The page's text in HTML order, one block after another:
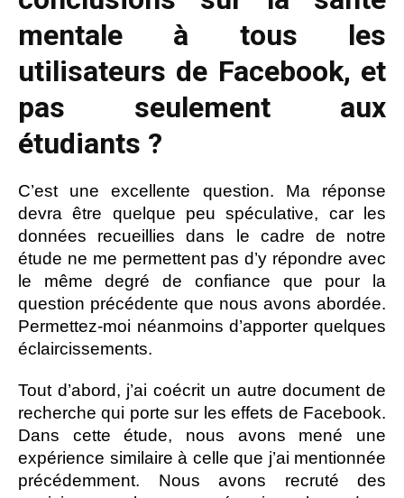
mentale à tous les
utilisateurs de Facebook, et
pas seulement aux
étudiants ?
C’est une excellente question. Ma réponse
devra être quelque peu spéculative, car les
données recueillies dans le cadre de notre
étude ne me permettent pas d’y répondre avec
le même degré de confiance que pour la
question précédente que nous avons abordée.
Permettez-moi néanmoins d’apporter quelques
éclaircissements.
Tout d’abord, j’ai coécrit un autre document de
recherche qui porte sur les effets de Facebook.
Dans cette étude, nous avons mené une
expérience similaire à celle que j’ai mentionnée
précédemment. Nous avons recruté des